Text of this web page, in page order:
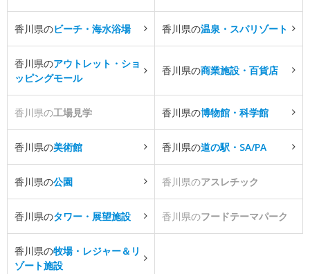
香川県のビーチ・海水浴場 香川県の温泉・スパリゾート
香川県のアウトレット・ショ
ッピングモール
香川県の商業施設・百貨店
香川県の工場見学 香川県の博物館・科学館
香川県の美術館 香川県の道の駅・SA/PA
香川県の公園 香川県のアスレチック
香川県のタワー・展望施設 香川県のフードテーマパーク
香川県の牧場・レジャー＆リ
ゾート施設